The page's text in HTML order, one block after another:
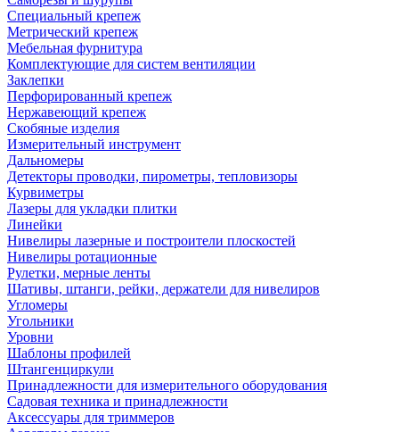
Специальный крепеж
Метрический крепеж
Мебельная фурнитура
Комплектующие для систем вентиляции
Заклепки
Перфорированный крепеж
Нержавеющий крепеж
Скобяные изделия
Измерительный инструмент
Дальномеры
Детекторы проводки, пирометры, тепловизоры
Курвиметры
Лазеры для укладки плитки
Линейки
Нивелиры лазерные и построители плоскостей
Нивелиры ротационные
Рулетки, мерные ленты
Шативы, штанги, рейки, держатели для нивелиров
Угломеры
Угольники
Уровни
Шаблоны профилей
Штангенциркули
Принадлежности для измерительного оборудования
Садовая техника и принадлежности
Аксессуары для триммеров